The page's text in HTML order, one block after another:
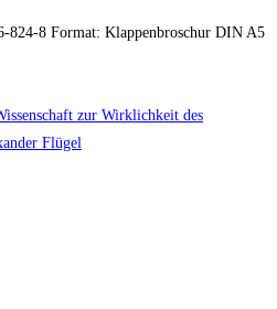
824-8 Format: Klappenbroschur DIN A5